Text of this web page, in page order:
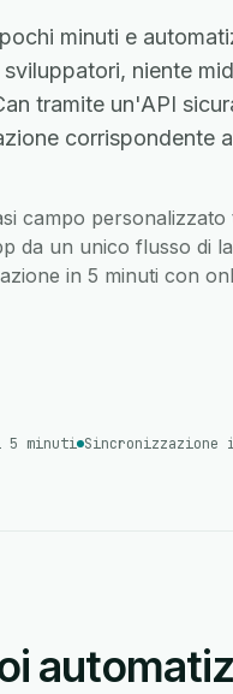
minuti e
niente
tramite un'API
corrispondente
campo
da un unico flusso di
in 5 minuti con
5 minuti Sincronizzazione